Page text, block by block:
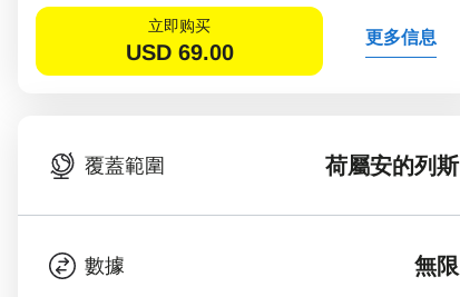
立即购买
USD 69.00
更多信息
覆蓋範圍 荷屬安的列斯
數據 無限